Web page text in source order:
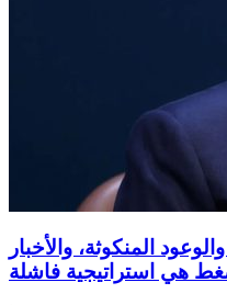
المنكوثة، والأخبار
هي استراتيجية فاشلة